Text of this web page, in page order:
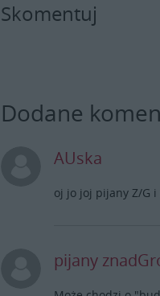
Skomentuj
Dodane
AUska
oj jo joj pijany Z/G
pijany